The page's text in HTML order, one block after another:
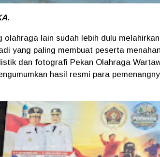
olahraga lain sudah lebih dulu
yang paling membuat peserta
dan fotografi Pekan Olahraga
hasil resmi para